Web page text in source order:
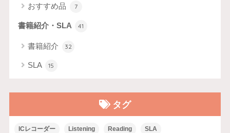
おすすめ品 7
書籍紹介・SLA 41
書籍紹介 32
SLA 15
タグ
ICレコーダー Listening Reading SLA